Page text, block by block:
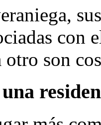
con
otro son